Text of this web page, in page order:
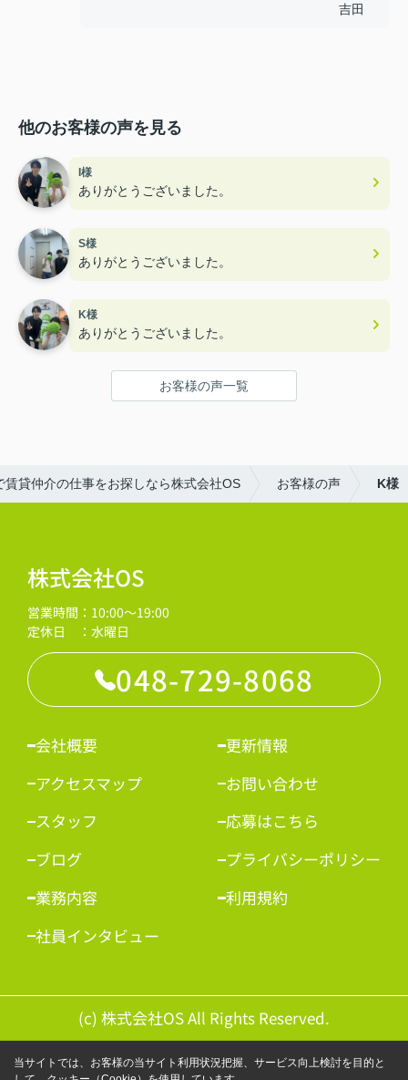
吉田
他のお客様の声を見る
I様
ありがとうございました。
S様
ありがとうございました。
K様
ありがとうございました。
お客様の声一覧
賃貸仲介の仕事をお探しなら株式会社OS お客様の声 K様
株式会社OS
営業時間：10:00～19:00
定休日 ：水曜日
048-729-8068
会社概要
アクセスマップ
スタッフ
ブログ
業務内容
社員インタビュー
更新情報
お問い合わせ
応募はこちら
プライバシーポリシー
利用規約
(c) 株式会社OS All Rights Reserved.
当サイトでは、お客様の当サイト利用状況把握、サービス向上検討を目的と